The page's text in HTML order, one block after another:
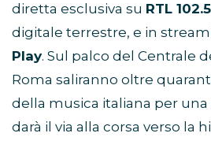
diretta esclusiva su RTL 102.5
digitale terrestre, e in
Play. Sul palco del Centrale
Roma saliranno oltre
della musica italiana per
darà il via alla corsa verso la